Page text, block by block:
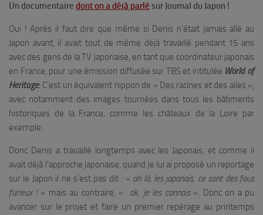
Un documentaire dont on a déjà parlé sur Journal du Japon !
Oui ! Après il faut dire que même si Denis n’était jamais allé au
Japon avant, il avait tout de même déjà travaillé pendant 15 ans
avec des gens de la TV japonaise, en tant que coordinateur japonais
en France, pour une émission diffusée sur TBS et intitulée World of
Heritage. C’est un équivalent nippon de « Des racines et des ailes »,
avec notamment des images tournées dans tous les bâtiments
historiques de la France, comme les châteaux de la Loire par
exemple.
Donc Denis a travaillé longtemps avec les Japonais, et comme il
avait déjà l’approche japonaise, quand je lui ai proposé un reportage
sur le Japon il ne s’est pas dit : « oh là, les japonais, ce sont des fous
furieux !» mais au contraire, « ok, je les connais». Donc on a pu
avancer sur le projet et faire un premier repérage au printemps